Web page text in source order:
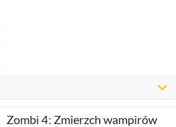
Zombi 4: Zmierzch wampirów